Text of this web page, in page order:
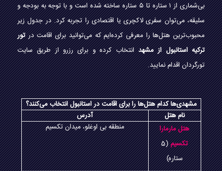
بی‌شماری از ۱ ستاره تا ۵ ستاره ساخته شده است و با توجه به بودجه و
سلیقه، می‌توان سفری لاکچری یا اقتصادی را تجربه کرد. در جدول زیر
محبوب‌ترین هتل‌ها را معرفی کرده‌ایم که می‌توانید برای اقامت درتور
ترکیه استانبول از مشهدانتخاب کرده و برای رزرو از طریق سایت
تورگردان اقدام نمایید.
مشهدی‌ها کدام هتل‌ها را برای اقامت در استانبول انتخاب می‌کنند؟
نام هتل
آدرس
هتل مارمارا
تکسیم (5
ستاره)
منطقه بی اوغلو، میدان تکسیم